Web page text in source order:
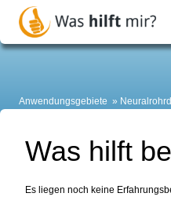
Anwendungsgebiete
Was hilft
Es liegen noch keine